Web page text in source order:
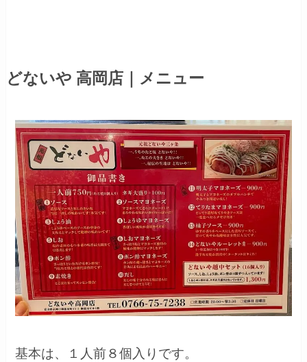
どないや 高岡店｜メニュー
基本は、１人前８個入りです。